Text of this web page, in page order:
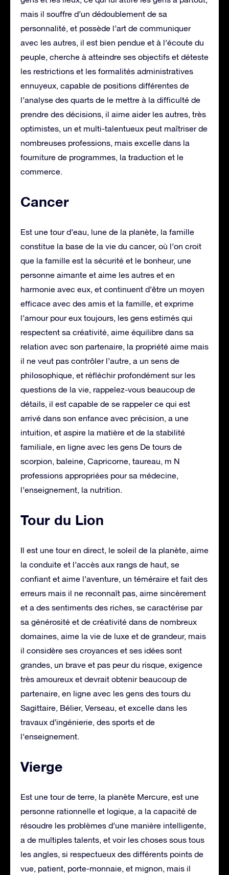
mais il souffre d’un dédoublement de sa
personnalité, et possède l’art de communiquer
avec les autres, il est bien pendue et à l’écoute du
peuple, cherche à atteindre ses objectifs et déteste
les restrictions et les formalités administratives
ennuyeux, capable de positions différentes de
l’analyse des quarts de le mettre à la difficulté de
prendre des décisions, il aime aider les autres, très
optimistes, un et multi-talentueux peut maîtriser de
nombreuses professions, mais excelle dans la
fourniture de programmes, la traduction et le
commerce.
Cancer
Est une tour d’eau, lune de la planète, la famille
constitue la base de la vie du cancer, où l’on croit
que la famille est la sécurité et le bonheur, une
personne aimante et aime les autres et en
harmonie avec eux, et continuent d’être un moyen
efficace avec des amis et la famille, et exprime
l’amour pour eux toujours, les gens estimés qui
respectent sa créativité, aime équilibre dans sa
relation avec son partenaire, la propriété aime mais
il ne veut pas contrôler l’autre, a un sens de
philosophique, et réfléchir profondément sur les
questions de la vie, rappelez-vous beaucoup de
détails, il est capable de se rappeler ce qui est
arrivé dans son enfance avec précision, a une
intuition, et aspire la matière et de la stabilité
familiale, en ligne avec les gens De tours de
scorpion, baleine, Capricorne, taureau, m N
professions appropriées pour sa médecine,
l’enseignement, la nutrition.
Tour du Lion
Il est une tour en direct, le soleil de la planète, aime
la conduite et l’accès aux rangs de haut, se
confiant et aime l’aventure, un téméraire et fait des
erreurs mais il ne reconnaît pas, aime sincèrement
et a des sentiments des riches, se caractérise par
sa générosité et de créativité dans de nombreux
domaines, aime la vie de luxe et de grandeur, mais
il considère ses croyances et ses idées sont
grandes, un brave et pas peur du risque, exigence
très amoureux et devrait obtenir beaucoup de
partenaire, en ligne avec les gens des tours du
Sagittaire, Bélier, Verseau, et excelle dans les
travaux d’ingénierie, des sports et de
l’enseignement.
Vierge
Est une tour de terre, la planète Mercure, est une
personne rationnelle et logique, a la capacité de
résoudre les problèmes d’une manière intelligente,
a de multiples talents, et voir les choses sous tous
les angles, si respectueux des différents points de
vue, patient, porte-monnaie, et mignon, mais il